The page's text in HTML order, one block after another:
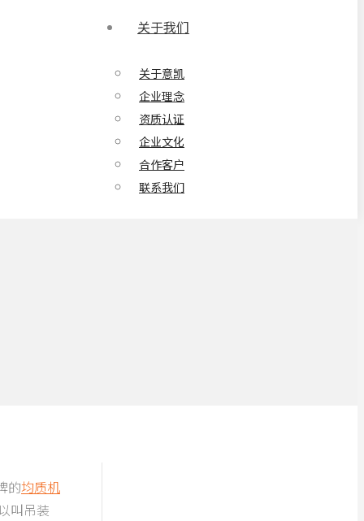
关于我们
关于意凯
企业理念
资质认证
企业文化
合作客户
联系我们
的均质机
叫吊装